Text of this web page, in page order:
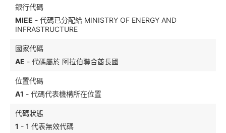
銀行代碼
MIEE - 代碼已分配給 MINISTRY OF ENERGY AND
INFRASTRUCTURE
國家代碼
AE - 代碼屬於 阿拉伯聯合酋長國
位置代碼
A1 - 代碼代表機構所在位置
代碼狀態
1 - 1 代表無效代碼